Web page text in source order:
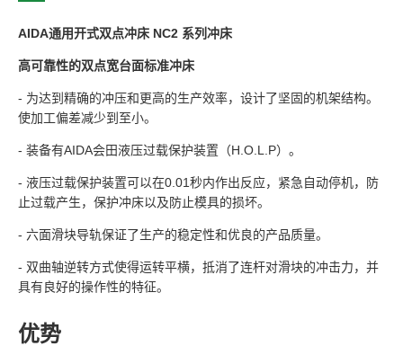
AIDA通用开式双点冲床 NC2 系列冲床
高可靠性的双点宽台面标准冲床
- 为达到精确的冲压和更高的生产效率，设计了坚固的机架结构。
使加工偏差减少到至小。
- 装备有AIDA会田液压过载保护装置（H.O.L.P）。
- 液压过载保护装置可以在0.01秒内作出反应，紧急自动停机，防
止过载产生，保护冲床以及防止模具的损坏。
- 六面滑块导轨保证了生产的稳定性和优良的产品质量。
- 双曲轴逆转方式使得运转平横，抵消了连杆对滑块的冲击力，并
具有良好的操作性的特征。
优势